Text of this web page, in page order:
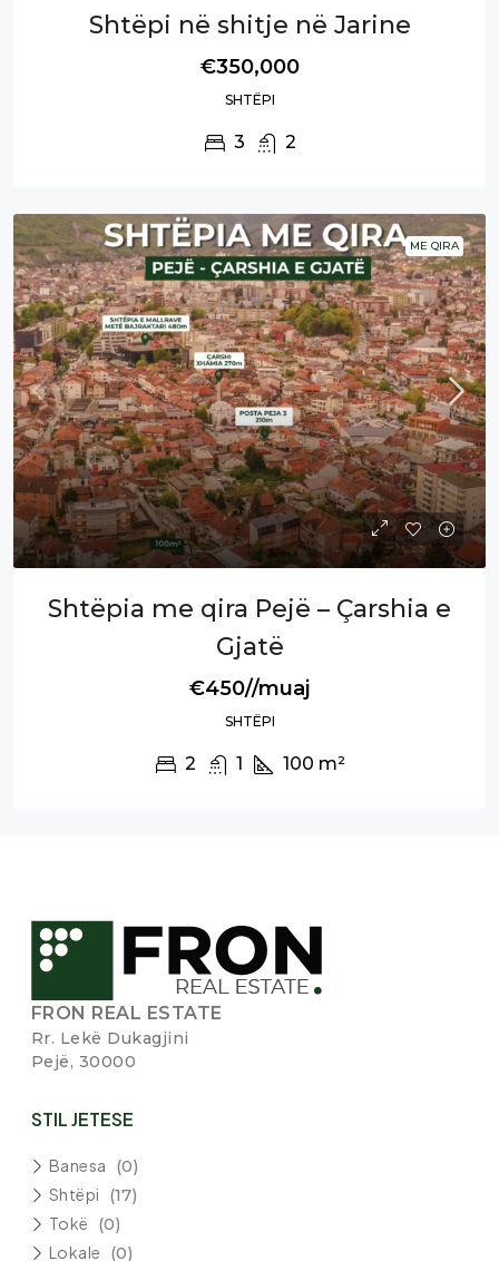
Shtëpi në shitje në Jarine
€350,000
SHTËPI
3 2
ME QIRA
Shtëpia me qira Pejë – Çarshia e
Gjatë
€450//muaj
SHTËPI
2 1 100 m²
FRON REAL ESTATE
Rr. Lekë Dukagjini
Pejë, 30000
STIL JETESE
Banesa (0)
Shtëpi (17)
Tokë (0)
Lokale (0)